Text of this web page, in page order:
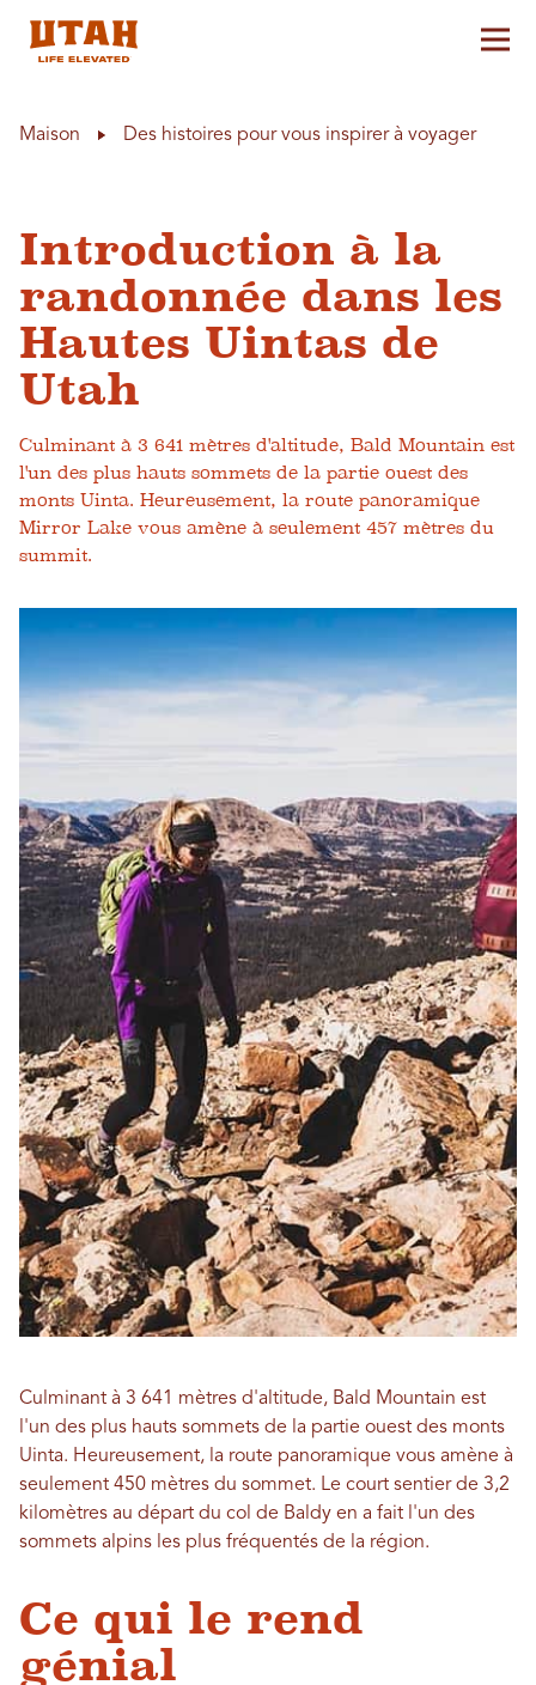
Maison Des histoires pour vous inspirer à voyager
Introduction à la
randonnée dans les
Hautes Uintas de
Utah
Culminant à 3 641 mètres d'altitude, Bald Mountain est
l'un des plus hauts sommets de la partie ouest des
monts Uinta. Heureusement, la route panoramique
Mirror Lake vous amène à seulement 457 mètres du
summit.
Culminant à 3 641 mètres d'altitude, Bald Mountain est
l'un des plus hauts sommets de la partie ouest des monts
Uinta. Heureusement, la route panoramique vous amène à
seulement 450 mètres du sommet. Le court sentier de 3,2
kilomètres au départ du col de Baldy en a fait l'un des
sommets alpins les plus fréquentés de la région.
Ce qui le rend
génial